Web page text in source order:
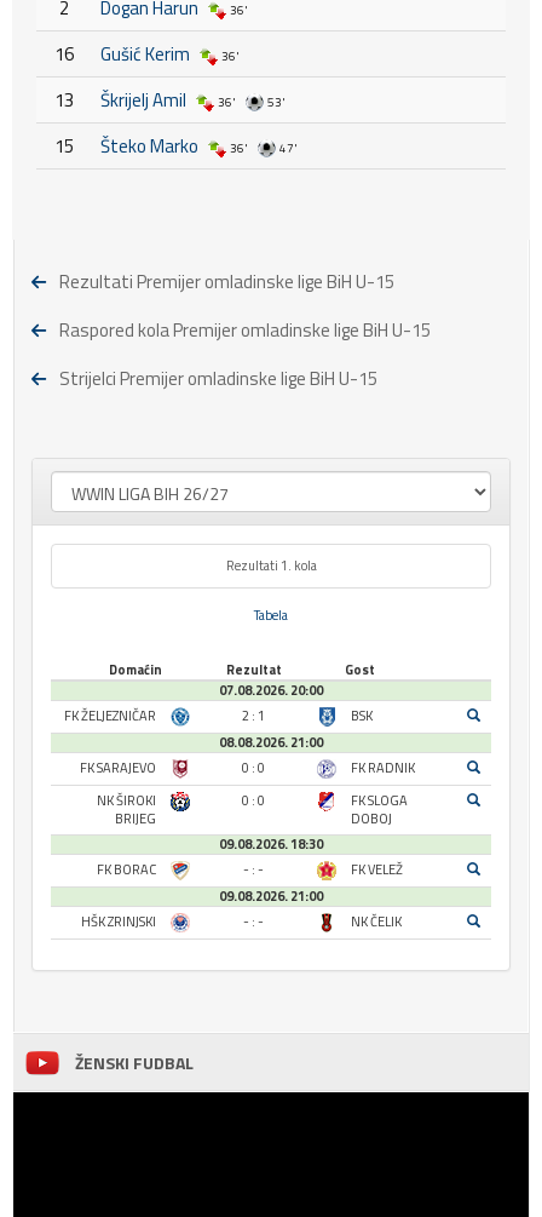
2 Dogan Harun 36'
16 Gušić Kerim 36'
13 Škrijelj Amil 36' 53'
15 Šteko Marko 36' 47'
Rezultati Premijer omladinske lige BiH U-15
Raspored kola Premijer omladinske lige BiH U-15
Strijelci Premijer omladinske lige BiH U-15
Rezultati 1. kola
Tabela
Domaćin Rezultat
Gost
07.08.2026. 20:00
FK ŽELJEZNIČAR
2 : 1
BSK
08.08.2026. 21:00
FK SARAJEVO
0 : 0
FK RADNIK
NK ŠIROKI
BRIJEG
0 : 0
FK SLOGA
DOBOJ
09.08.2026. 18:30
FK BORAC
- : -
FK VELEŽ
09.08.2026. 21:00
HŠK ZRINJSKI
- : - NK ČELIK
ŽENSKI FUDBAL